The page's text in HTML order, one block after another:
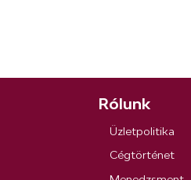
Rólunk
Üzletpolitika
Cégtörténet